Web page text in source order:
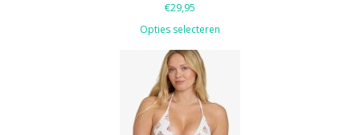
€29,95
Opties selecteren